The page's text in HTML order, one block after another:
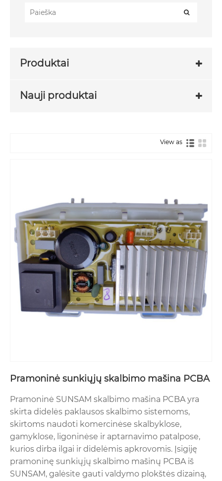
Produktai
Nauji produktai
View as
Pramoninė sunkiųjų skalbimo mašina PCBA
Pramoninė SUNSAM skalbimo mašina PCBA yra
skirta didelės paklausos skalbimo sistemoms,
skirtoms naudoti komercinėse skalbyklose,
gamyklose, ligoninėse ir aptarnavimo patalpose,
kurios dirba ilgai ir didelėmis apkrovomis. Įsigiję
pramoninę sunkiųjų skalbimo mašinų PCBA iš
SUNSAM, galėsite gauti valdymo plokštės dizainą,